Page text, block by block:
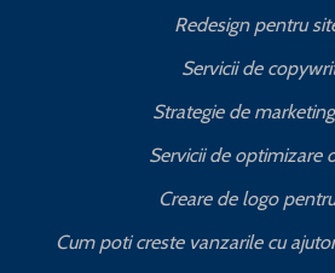
Redesign pentru
Servicii de
Strategie de
Servicii de optimizare
Creare de logo
Cum poti creste vanzarile cu